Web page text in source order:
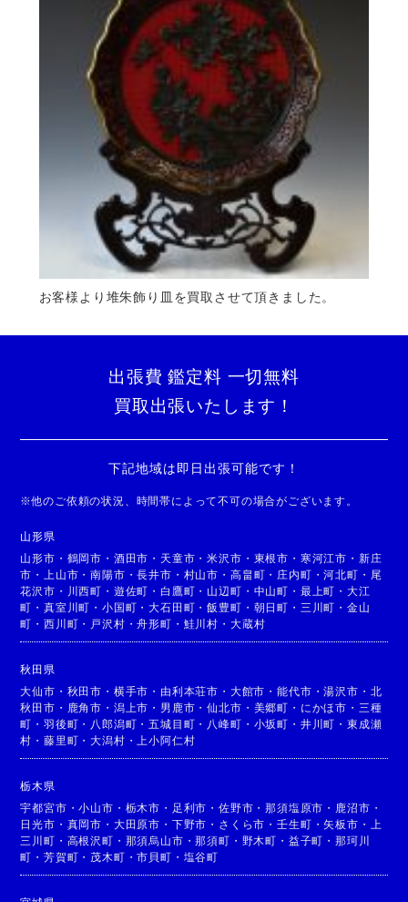
お客様より堆朱飾り皿を買取させて頂きました。
出張費 鑑定料 一切無料
買取出張いたします！
下記地域は即日出張可能です！
※他のご依頼の状況、時間帯によって不可の場合がございます。
山形県
山形市 ・ 鶴岡市 ・ 酒田市 ・ 天童市 ・米沢市 ・ 東根市 ・ 寒河江市 ・ 新庄
市 ・ 上山市 ・南陽市 ・長井市 ・ 村山市 ・ 高畠町 ・ 庄内町 ・河北町 ・ 尾
花沢市 ・ 川西町 ・ 遊佐町 ・ 白鷹町 ・ 山辺町 ・ 中山町 ・ 最上町 ・ 大江
町 ・真室川町 ・小国町 ・大石田町 ・飯豊町 ・ 朝日町 ・ 三川町 ・ 金山
町 ・西川町 ・ 戸沢村 ・舟形町 ・ 鮭川村 ・ 大蔵村
秋田県
大仙市 ・ 秋田市 ・ 横手市 ・ 由利本荘市 ・ 大館市 ・能代市 ・湯沢市 ・ 北
秋田市 ・ 鹿角市 ・ 潟上市 ・ 男鹿市 ・仙北市 ・ 美郷町 ・ にかほ市 ・ 三種
町 ・羽後町 ・ 八郎潟町 ・五城目町 ・ 八峰町 ・ 小坂町 ・ 井川町 ・ 東成瀬
村 ・藤里町 ・大潟村 ・ 上小阿仁村
栃木県
宇都宮市 ・小山市 ・ 栃木市 ・ 足利市 ・佐野市 ・那須塩原市 ・ 鹿沼市 ・
日光市 ・ 真岡市 ・ 大田原市 ・ 下野市 ・ さくら市 ・壬生町 ・矢板市 ・
上
三川町 ・ 高根沢町 ・ 那須烏山市 ・那須町 ・ 野木町 ・ 益子町 ・那珂川
町 ・芳賀町 ・ 茂木町 ・市貝町 ・ 塩谷町